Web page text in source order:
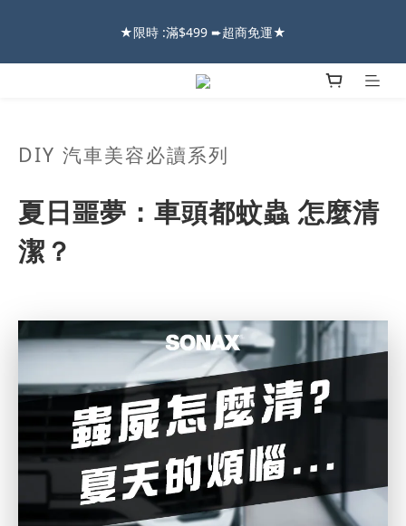
看鍍膜攻略✔ )
★限時 :滿$499 ➨超商免運★
2026車友推薦新車鍍膜１００% 成功的秘訣，全靠這組😎　 ( 查
DIY 汽車美容必讀系列
夏日噩夢：車頭都蚊蟲 怎麼清
潔？